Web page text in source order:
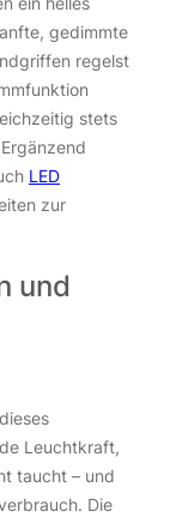
gedimmte
regelst
stets
LED
zur
und
Leuchtkraft,
taucht – und
Die